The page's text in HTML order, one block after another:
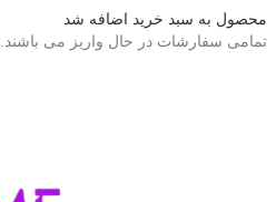
محصول به سبد خرید اضافه شد
تمامی سفارشات در حال واریز می باشند.